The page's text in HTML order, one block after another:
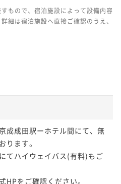
もので、宿泊施設によって設備内容
細は宿泊施設へ直接ご確認のうえ、
成成田駅ーホテル間にて、無
ります。
てハイウェイバス(有料)もご
HPをご確認ください。